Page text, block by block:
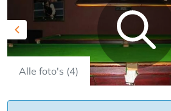
Alle foto's (4)
Previous